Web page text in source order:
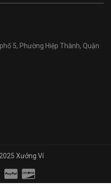
5, Phường Hiệp Thành, Quận
Xưởng Ví